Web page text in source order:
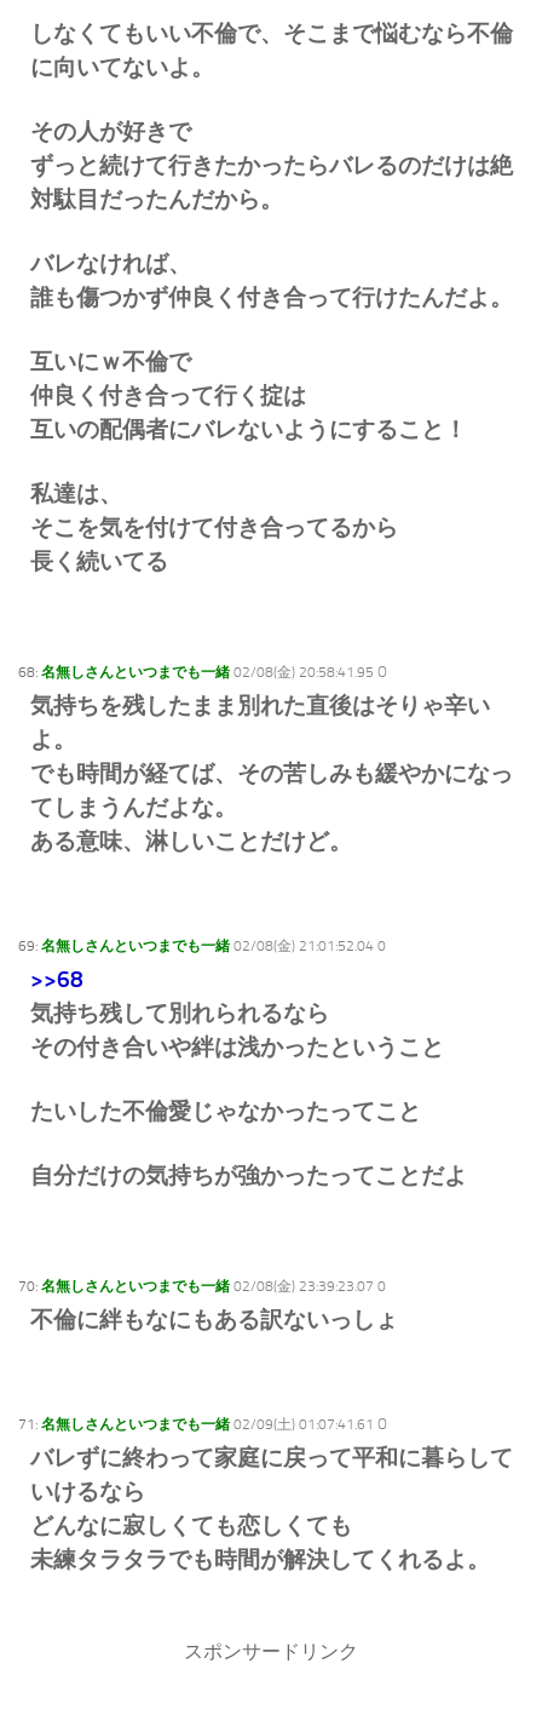
しなくてもいい不倫で、そこまで悩むなら不倫
に向いてないよ。
その人が好きで
ずっと続けて行きたかったらバレるのだけは絶
対駄目だったんだから。
バレなければ、
誰も傷つかず仲良く付き合って行けたんだよ。
互いにｗ不倫で
仲良く付き合って行く掟は
互いの配偶者にバレないようにすること！
私達は、
そこを気を付けて付き合ってるから
長く続いてる
68: 名無しさんといつまでも一緒 02/08(金) 20:58:41.95 O
気持ちを残したまま別れた直後はそりゃ辛い
よ。
でも時間が経てば、その苦しみも緩やかになっ
てしまうんだよな。
ある意味、淋しいことだけど。
69: 名無しさんといつまでも一緒 02/08(金) 21:01:52.04 0
>>68
気持ち残して別れられるなら
その付き合いや絆は浅かったということ
たいした不倫愛じゃなかったってこと
自分だけの気持ちが強かったってことだよ
70: 名無しさんといつまでも一緒 02/08(金) 23:39:23.07 0
不倫に絆もなにもある訳ないっしょ
71: 名無しさんといつまでも一緒 02/09(土) 01:07:41.61 O
バレずに終わって家庭に戻って平和に暮らして
いけるなら
どんなに寂しくても恋しくても
未練タラタラでも時間が解決してくれるよ。
スポンサードリンク